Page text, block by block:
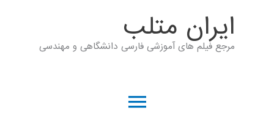
ايران متلب
مرجع فیلم های آموزشی فارسی دانشگاهی و مهندسی
فهرست